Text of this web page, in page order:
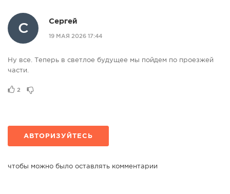
С
Сергей
19 МАЯ 2026 17:44
Ну все. Теперь в светлое будущее мы пойдем по проезжей
части.
2
АВТОРИЗУЙТЕСЬ
чтобы можно было оставлять комментарии